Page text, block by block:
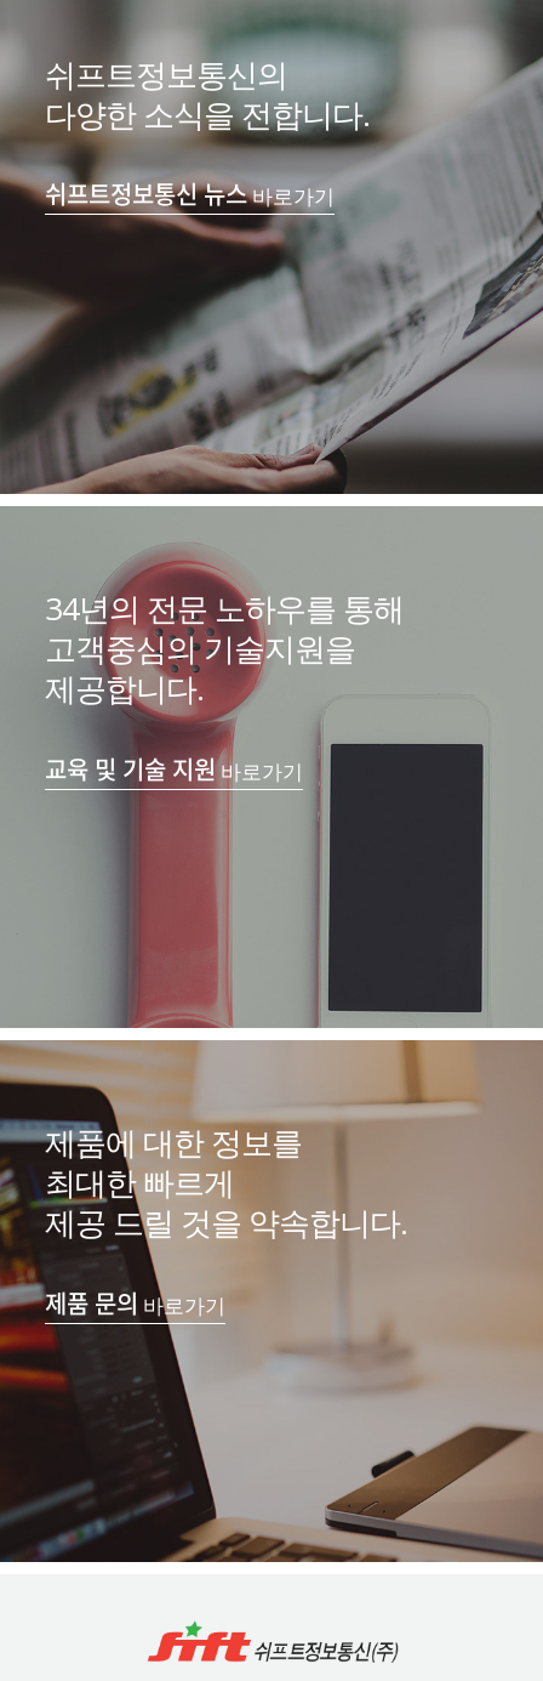
쉬프트정보통신의
다양한 소식을 전합니다.
쉬프트정보통신 뉴스바로가기
34년의 전문 노하우를 통해
고객중심의 기술지원을
제공합니다.
교육 및 기술 지원바로가기
제품에 대한 정보를
최대한 빠르게
제공 드릴 것을 약속합니다.
제품 문의 바로가기